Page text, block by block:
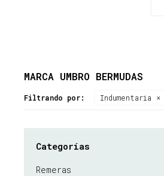
MARCA UMBRO BERMUDAS
Filtrando por: Indumentaria
Categorías
Remeras